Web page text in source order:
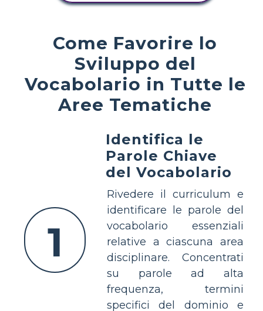
Come Favorire lo
Sviluppo del
Vocabolario in Tutte le
Aree Tematiche
1
Identifica le
Parole Chiave
del Vocabolario
Rivedere il curriculum e
identificare le parole del
vocabolario essenziali
relative a ciascuna area
disciplinare. Concentrati
su parole ad alta
frequenza, termini
specifici del dominio e